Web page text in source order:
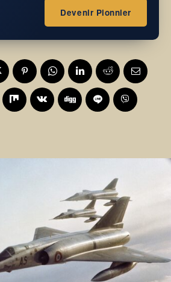
Devenir Pionnier